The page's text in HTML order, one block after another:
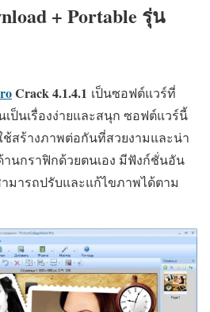
+ Portable รุ่น
Crack4.1.4.1 เป็นซอฟต์แวร์ที่
ป็นเรื่องง่ายและสนุก ซอฟต์แวร์นี้
สร้างภาพต่อกันที่สวยงามและน่า
นกราฟิกด้วยตนเอง มีฟังก์ชั่นอัน
มารถปรับและแก้ไขภาพได้ตาม